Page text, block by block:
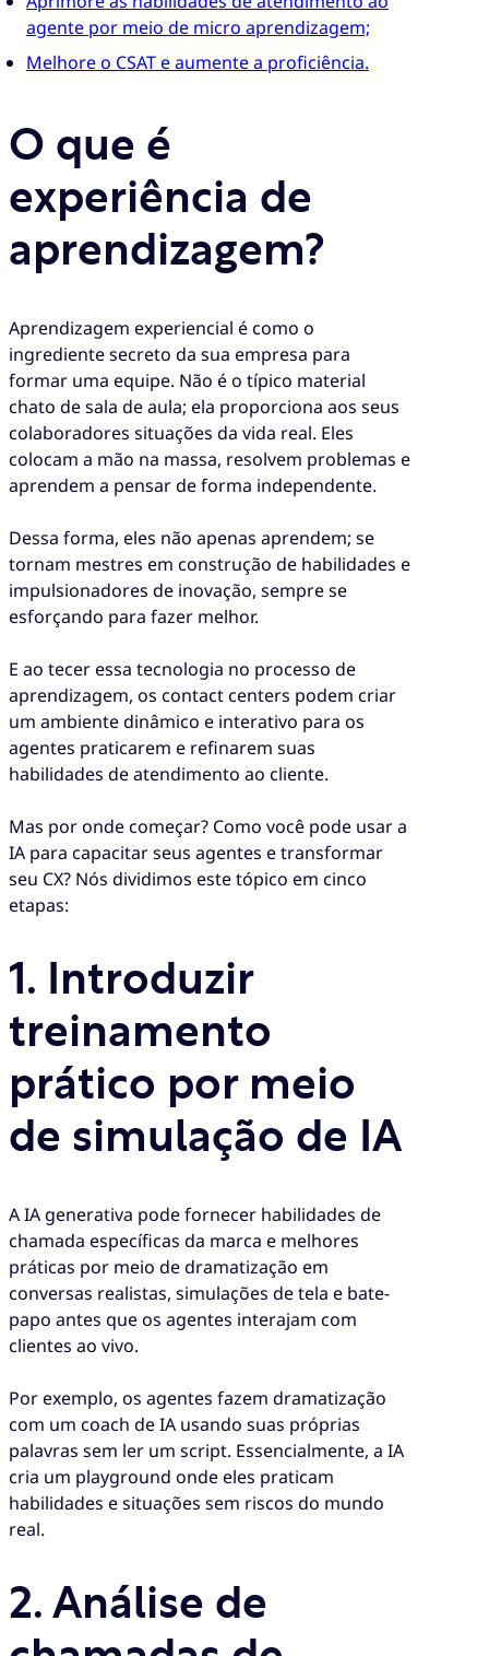
agente por meio de micro aprendizagem;
Melhore o CSAT e aumente a proficiência.
O que é
experiência de
aprendizagem?
Aprendizagem experiencial é como o
ingrediente secreto da sua empresa para
formar uma equipe. Não é o típico material
chato de sala de aula; ela proporciona aos seus
colaboradores situações da vida real. Eles
colocam a mão na massa, resolvem problemas e
aprendem a pensar de forma independente.
Dessa forma, eles não apenas aprendem; se
tornam mestres em construção de habilidades e
impulsionadores de inovação, sempre se
esforçando para fazer melhor.
E ao tecer essa tecnologia no processo de
aprendizagem, os contact centers podem criar
um ambiente dinâmico e interativo para os
agentes praticarem e refinarem suas
habilidades de atendimento ao cliente.
Mas por onde começar? Como você pode usar a
IA para capacitar seus agentes e transformar
seu CX? Nós dividimos este tópico em cinco
etapas:
1. Introduzir
treinamento
prático por meio
de simulação de IA
A IA generativa pode fornecer habilidades de
chamada específicas da marca e melhores
práticas por meio de dramatização em
conversas realistas, simulações de tela e bate-
papo antes que os agentes interajam com
clientes ao vivo.
Por exemplo, os agentes fazem dramatização
com um coach de IA usando suas próprias
palavras sem ler um script. Essencialmente, a IA
cria um playground onde eles praticam
habilidades e situações sem riscos do mundo
real.
2. Análise de